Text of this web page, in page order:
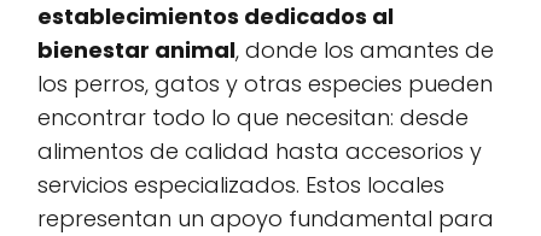
establecimientos dedicados al
bienestar animal, donde los amantes de
los perros, gatos y otras especies pueden
encontrar todo lo que necesitan: desde
alimentos de calidad hasta accesorios y
servicios especializados. Estos locales
representan un apoyo fundamental para